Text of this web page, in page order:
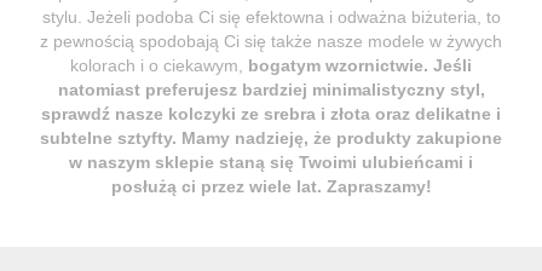
stylu. Jeżeli podoba Ci się efektowna i odważna biżuteria, to
z pewnością spodobają Ci się także nasze modele w żywych
kolorach i o ciekawym, bogatym wzornictwie. Jeśli
natomiast preferujesz bardziej minimalistyczny styl,
sprawdź nasze kolczyki ze srebra i złota oraz delikatne i
subtelne sztyfty. Mamy nadzieję, że produkty zakupione
w naszym sklepie staną się Twoimi ulubieńcami i
posłużą ci przez wiele lat. Zapraszamy!